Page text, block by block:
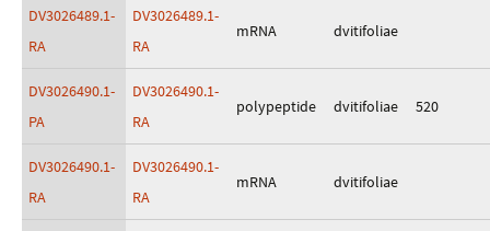
DV3026489.1-
RA
DV3026489.1-
RA
mRNA dvitifoliae
DV3026490.1-
PA
DV3026490.1-
RA
polypeptide dvitifoliae 520
DV3026490.1-
RA
DV3026490.1-
RA
mRNA dvitifoliae